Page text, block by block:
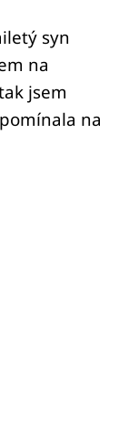
syn
na
jsem
na